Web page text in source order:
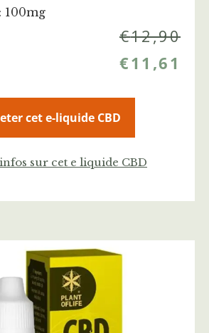
100mg
€12,90
€11,61
cet e-liquide CBD
sur cet e liquide CBD